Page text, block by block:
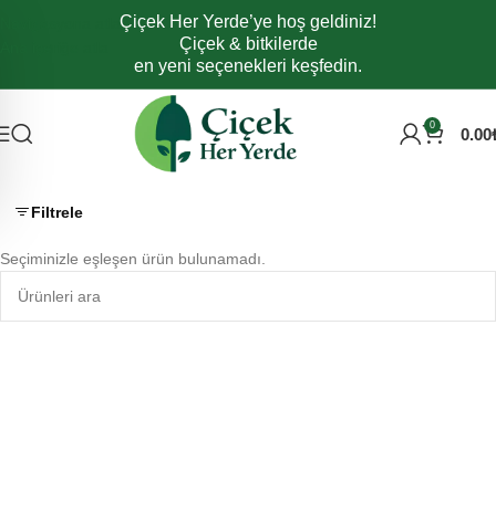
Navigasyona atlaÇiçek Her Yerde’ye hoş geldiniz!
Çiçek & bitkilerde
en yeni seçenekleri keşfedin.
0 0.00
Filtrele
Seçiminizle eşleşen ürün bulunamadı.